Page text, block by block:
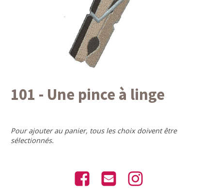
101 - Une pince à linge
Pour ajouter au panier, tous les choix doivent être
sélectionnés.